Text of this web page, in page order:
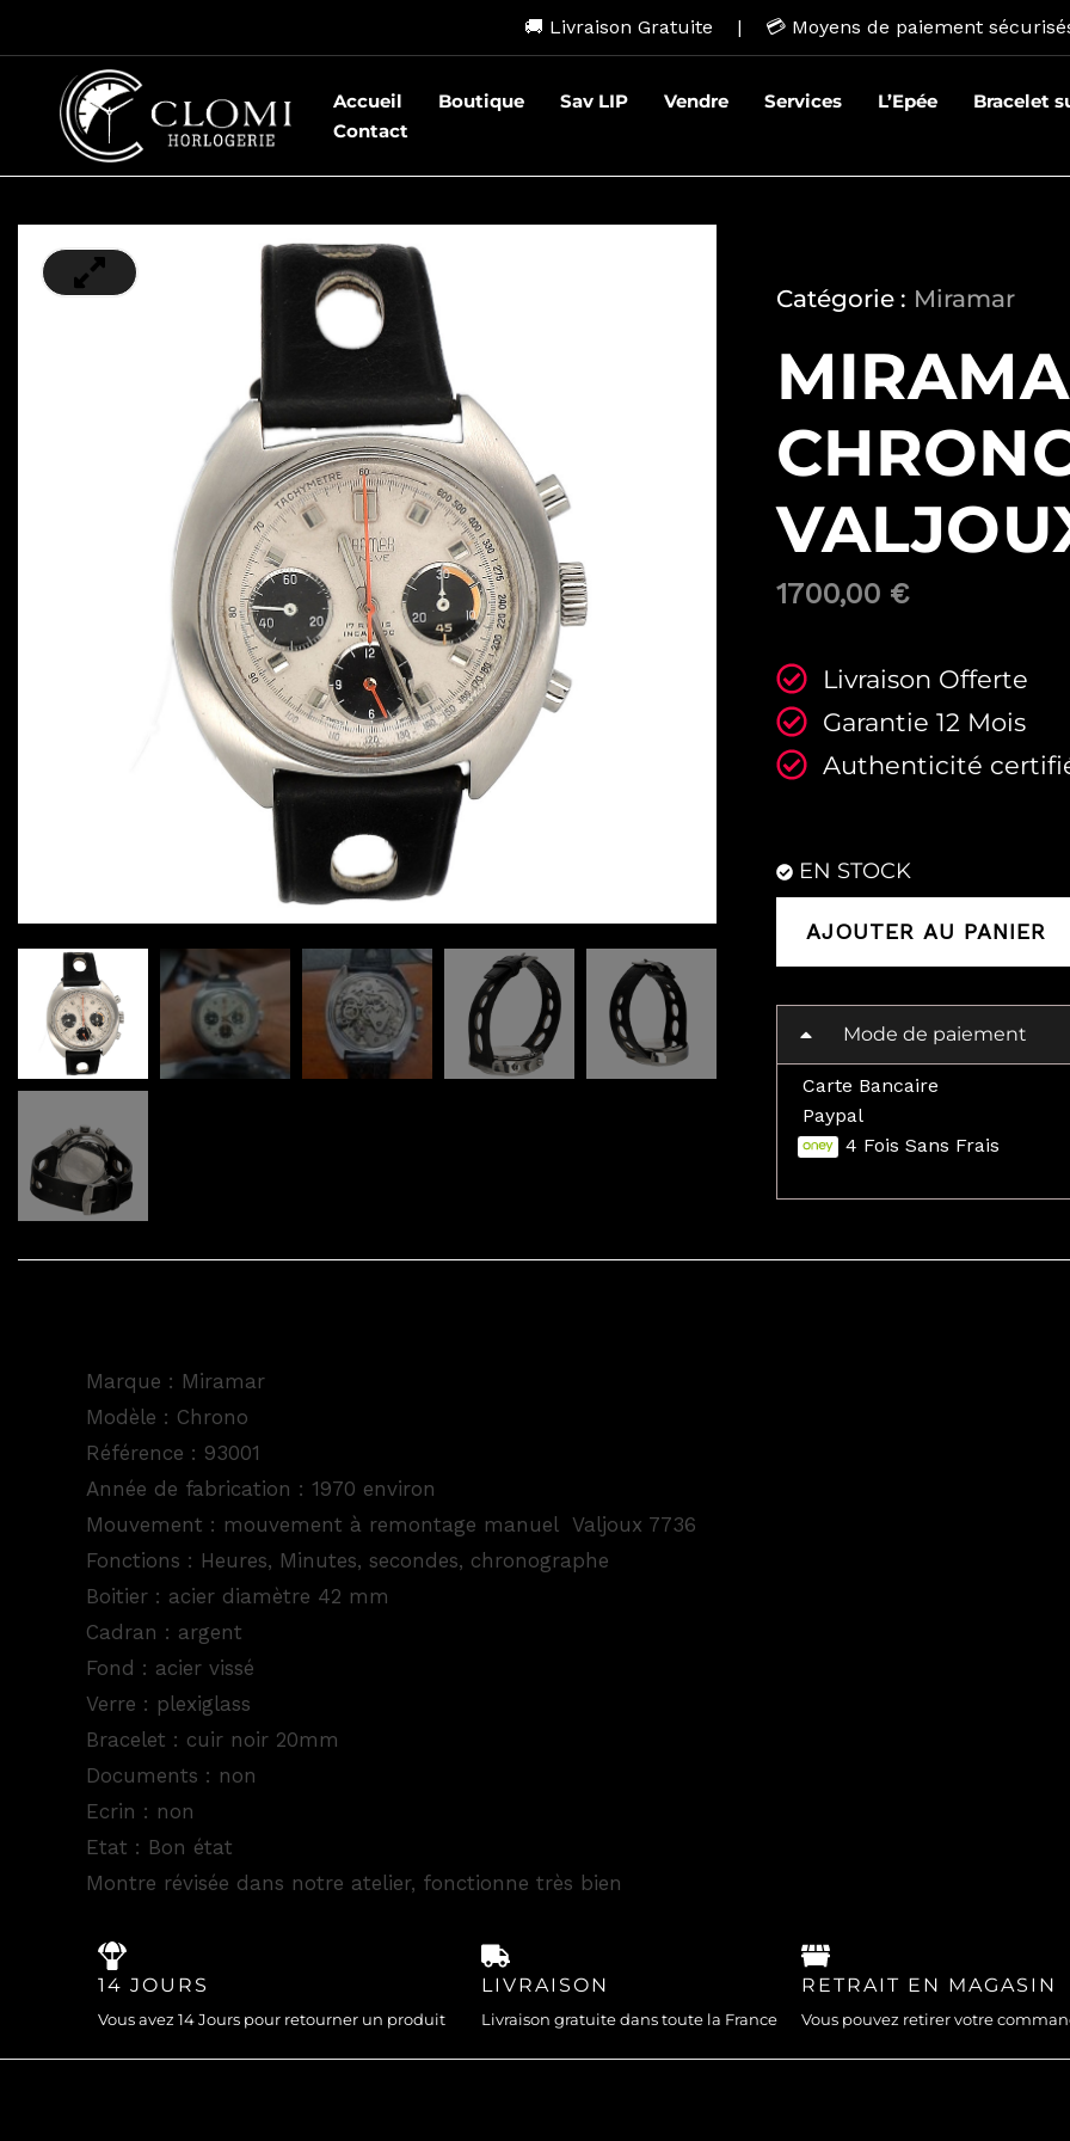
contenu
🚚 Livraison Gratuite | 💳 Moyens de paiement
Accueil Boutique Sav LIP Vendre Services L’Epée
Bracelet
Contact
Catégorie : Miramar
1700,00 €
Livraison Offerte
Garantie 12 Mois
Authenticité
EN STOCK
AJOUTER AU PANIER
Mode de paiement
Carte Bancaire
Paypal
4 Fois Sans Frais
Marque : Miramar
Modèle : Chrono
Référence : 93001
Année de fabrication : 1970 environ
Mouvement : mouvement à remontage manuel Valjoux 7736
Fonctions : Heures, Minutes, secondes, chronographe
Boitier : acier diamètre 42 mm
Cadran : argent
Fond : acier vissé
Verre : plexiglass
Bracelet : cuir noir 20mm
Documents : non
Ecrin : non
Etat : Bon état
Montre révisée dans notre atelier, fonctionne très bien
14 JOURS
Vous avez 14 Jours pour retourner un produit
LIVRAISON
Livraison gratuite dans toute la France
RETRAIT EN MAGASIN
Vous pouvez retirer votre